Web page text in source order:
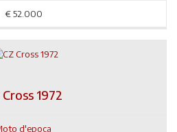
€ 52.000
Cross 1972
d'epoca